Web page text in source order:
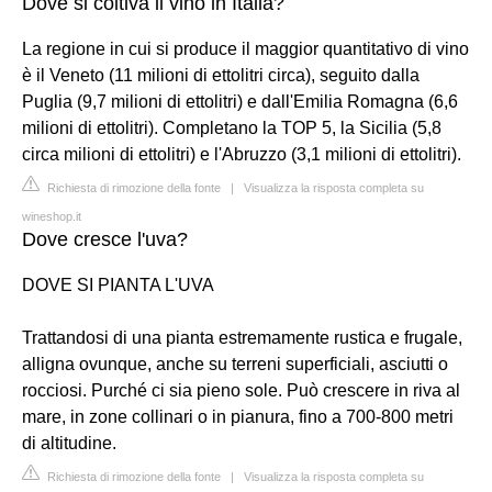
La regione in cui si produce il maggior quantitativo di vino
è il Veneto (11 milioni di ettolitri circa), seguito dalla
Puglia (9,7 milioni di ettolitri) e dall'Emilia Romagna (6,6
milioni di ettolitri). Completano la TOP 5, la Sicilia (5,8
circa milioni di ettolitri) e l'Abruzzo (3,1 milioni di ettolitri).
Richiesta di rimozione della fonte | Visualizza la risposta completa su
wineshop.it
Dove cresce l'uva?
DOVE SI PIANTA L'UVA
Trattandosi di una pianta estremamente rustica e frugale,
alligna ovunque, anche su terreni superficiali, asciutti o
rocciosi. Purché ci sia pieno sole. Può crescere in riva al
mare, in zone collinari o in pianura, fino a 700-800 metri
di altitudine.
Richiesta di rimozione della fonte | Visualizza la risposta completa su